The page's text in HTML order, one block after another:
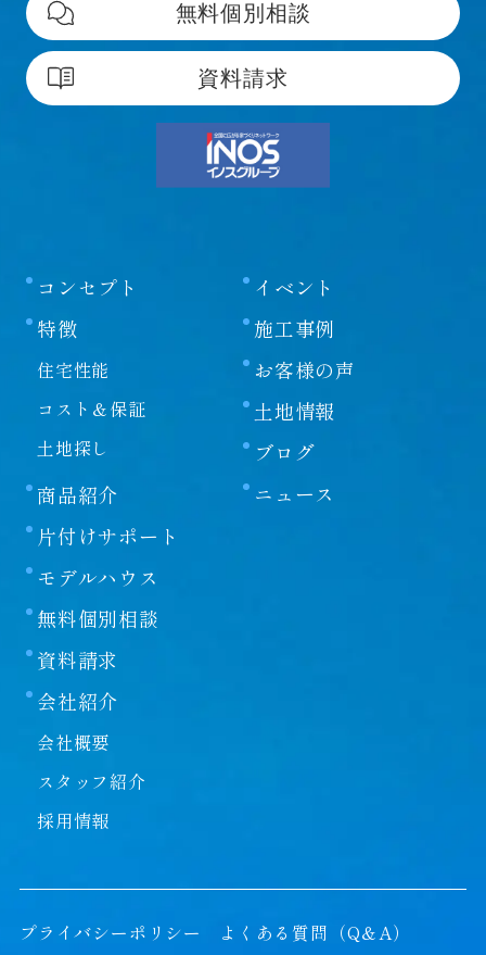
無料個別相談
資料請求
コンセプト
特徴
住宅性能
コスト＆保証
土地探し
商品紹介
片付けサポート
イベント
施工事例
お客様の声
土地情報
ブログ
ニュース
モデルハウス
無料個別相談
資料請求
会社紹介
会社概要
スタッフ紹介
採用情報
プライバシーポリシー
よくある質問（Q＆A）